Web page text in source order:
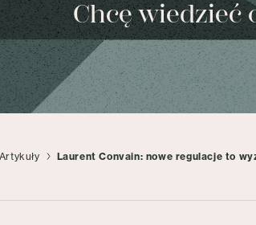
Chcę wiedzieć
Artykuły Laurent Convain: nowe regulacje to